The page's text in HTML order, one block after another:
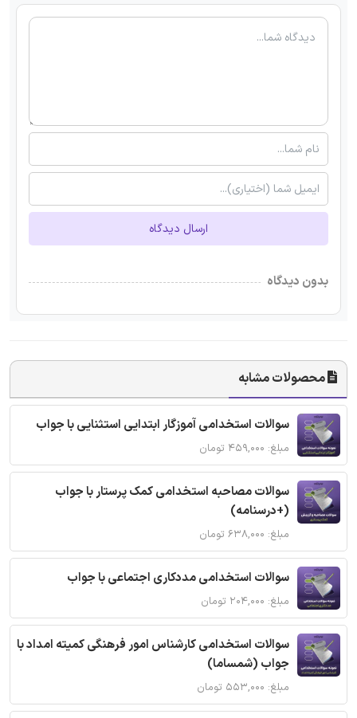
ارسال دیدگاه
بدون دیدگاه
محصولات مشابه
سوالات استخدامی آموزگار ابتدایی استثنایی با جواب
مبلغ: ۴۵۹,۰۰۰ تومان
سوالات مصاحبه استخدامی کمک پرستار با جواب
(+درسنامه)
مبلغ: ۶۳۸,۰۰۰ تومان
سوالات استخدامی مددکاری اجتماعی با جواب
مبلغ: ۲۰۴,۰۰۰ تومان
سوالات استخدامی کارشناس امور فرهنگی کمیته امداد با
جواب (شمساما)
مبلغ: ۵۵۳,۰۰۰ تومان